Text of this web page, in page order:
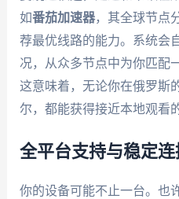
如番茄加速器，其全球节点
荐最优线路的能力。系统会
况，从众多节点中为你匹配
这意味着，无论你在俄罗斯
尔，都能获得接近本地观看
全平台支持与稳定
你的设备可能不止一台。也